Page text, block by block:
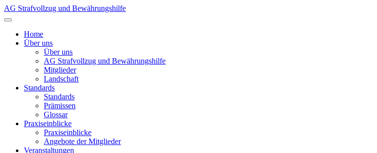
AG Strafvollzug und Bewährungshilfe
Home
Über uns
Über uns
AG Strafvollzug und Bewährungshilfe
Mitglieder
Landschaft
Standards
Standards
Prämissen
Glossar
Praxiseinblicke
Praxiseinblicke
Angebote der Mitglieder
Veranstaltungen